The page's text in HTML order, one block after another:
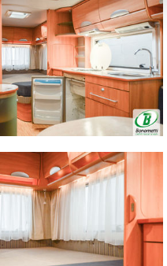
contenuti ed
informazioni sul
e social media, i quali
dei loro servizi.